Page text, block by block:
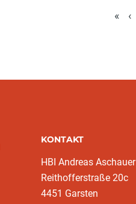
« ‹
KONTAKT
HBI Andreas Aschauer
Reithofferstraße 20c
4451 Garsten